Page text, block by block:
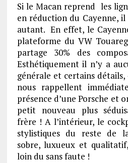
Si le Macan reprend les
en réduction du Cayenne, il
autant. En effet, le
plateforme du VW
partage 30% des
Esthétiquement il n’y a
générale et certains détails,
nous rappellent
présence d’une Porsche et
petit nouveau plus
frère ! A l’intérieur, le
stylistiques du reste de
sobre, luxueux et
loin du sans faute !